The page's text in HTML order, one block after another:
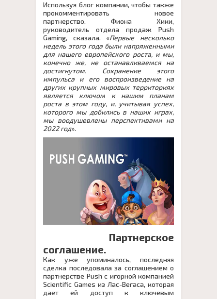
Используя блог компании, чтобы также
прокомментировать новое
партнерство, Фиона Хики,
руководитель отдела продаж Push
Gaming, сказала. «Первые несколько
недель этого года были напряженными
для нашего европейского роста, и мы,
конечно же, не останавливаемся на
достигнутом. Сохранение этого
импульса и его воспроизведение на
других крупных мировых территориях
является ключом к нашим планам
роста в этом году, и, учитывая успех,
которого мы добились в наших играх,
мы воодушевлены перспективами на
2022 год».
Партнерское
соглашение.
Как уже упоминалось, последняя
сделка последовала за соглашением о
партнерстве Push с игорной компанией
Scientific Games из Лас-Вегаса, которая
дает ей доступ к ключевым